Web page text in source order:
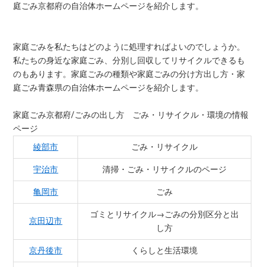
庭ごみ京都府の自治体ホームページを紹介します。
家庭ごみを私たちはどのように処理すればよいのでしょうか。
私たちの身近な家庭ごみ、分別し回収してリサイクルできるも
のもあります。家庭ごみの種類や家庭ごみの分け方出し方・家
庭ごみ青森県の自治体ホームページを紹介します。
家庭ごみ京都府/ごみの出し方 ごみ・リサイクル・環境の情報
ページ
綾部市
ごみ・リサイクル
宇治市 清掃・ごみ・リサイクルのページ
亀岡市 ごみ
京田辺市
ゴミとリサイクル→ごみの分別区分と出
し方
京丹後市 くらしと生活環境